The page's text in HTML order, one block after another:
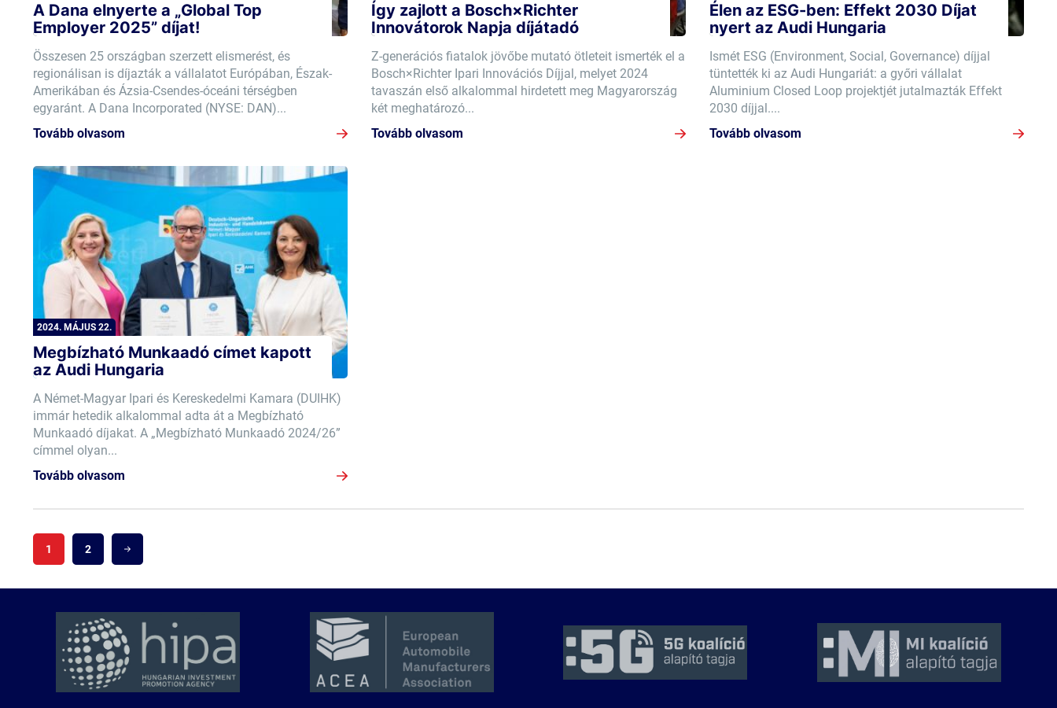
A Dana elnyerte a „Global Top
Employer 2025” díjat!
Összesen 25 országban szerzett elismerést, és
regionálisan is díjazták a vállalatot Európában, Észak-
Amerikában és Ázsia-Csendes-óceáni térségben
egyaránt. A Dana Incorporated (NYSE: DAN)...
Tovább olvasom
Így zajlott a Bosch×Richter
Innovátorok Napja díjátadó
Z-generációs fiatalok jövőbe mutató ötleteit ismerték el a
Bosch×Richter Ipari Innovációs Díjjal, melyet 2024
tavaszán első alkalommal hirdetett meg Magyarország
két meghatározó...
Tovább olvasom
Élen az ESG-ben: Effekt 2030 Díjat
nyert az Audi Hungaria
Ismét ESG (Environment, Social, Governance) díjjal
tüntették ki az Audi Hungariát: a győri vállalat
Aluminium Closed Loop projektjét jutalmazták Effekt
2030 díjjal....
Tovább olvasom
2024. MÁJUS 22.
Megbízható Munkaadó címet kapott
az Audi Hungaria
A Német-Magyar Ipari és Kereskedelmi Kamara (DUIHK)
immár hetedik alkalommal adta át a Megbízható
Munkaadó díjakat. A „Megbízható Munkaadó 2024/26”
címmel olyan...
Tovább olvasom
1 2